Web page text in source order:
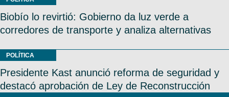
Biobío lo revirtió: Gobierno da luz verde a
corredores de transporte y analiza alternativas
POLÍTICA
Presidente Kast anunció reforma de seguridad y
destacó aprobación de Ley de Reconstrucción